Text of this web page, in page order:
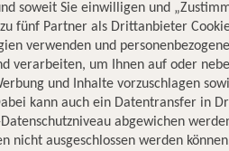
soweit Sie einwilligen und
fünf Partner als Drittanbieter
verwenden und
verarbeiten, um Ihnen auf oder
und Inhalte vorzuschlagen
kann auch ein Datentransfer in
abgewichen
nicht ausgeschlossen werden